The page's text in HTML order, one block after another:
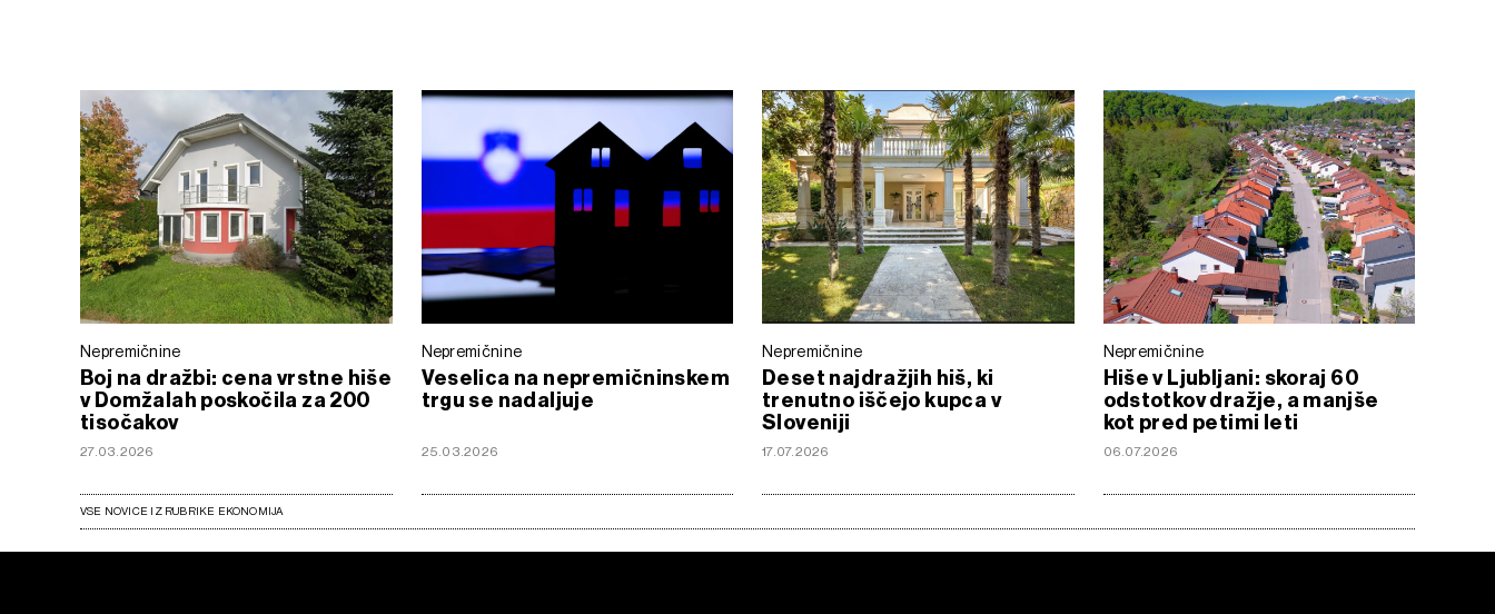
Nepremičnine
Boj na dražbi: cena vrstne hiše
v Domžalah poskočila za 200
tisočakov
27.03.2026
Nepremičnine
Veselica na nepremičninskem
trgu se nadaljuje
25.03.2026
Nepremičnine
Deset najdražjih hiš, ki
trenutno iščejo kupca v
Sloveniji
17.07.2026
Nepremičnine
Hiše v Ljubljani: skoraj 60
odstotkov dražje, a manjše
kot pred petimi leti
06.07.2026
VSE NOVICE IZ RUBRIKE EKONOMIJA